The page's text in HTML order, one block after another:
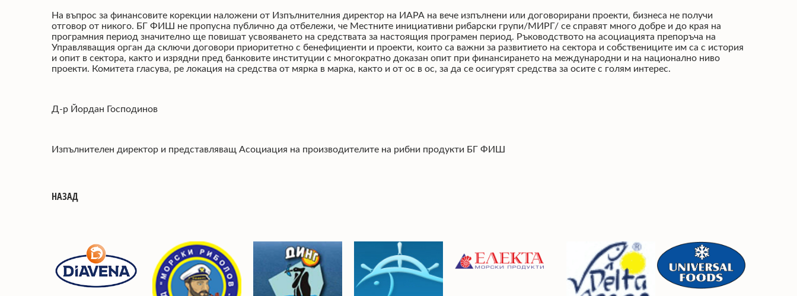
На въпрос за финансовите корекции наложени от Изпълнителния директор на ИАРА на вече изпълнени или договорирани проекти, бизнеса не получи
отговор от никого. БГ ФИШ не пропусна публично да отбележи, че Местните инициативни рибарски групи/МИРГ/ се справят много добре и до края на
програмния период значително ще повишат усвояването на средствата за настоящия програмен период. Ръководството на асоциацията препоръча на
Управляващия орган да сключи договори приоритетно с бенефициенти и проекти, които са важни за развитието на сектора и собствениците им са с история
и опит в сектора, както и изрядни пред банковите институции с многократно доказан опит при финансирането на международни и на национално ниво
проекти. Комитета гласува, ре локация на средства от мярка в марка, както и от ос в ос, за да се осигурят средства за осите с голям интерес.
Д-р Йордан Господинов
Изпълнителен директор и представляващ Асоциация на производителите на рибни продукти БГ ФИШ
НАЗАД